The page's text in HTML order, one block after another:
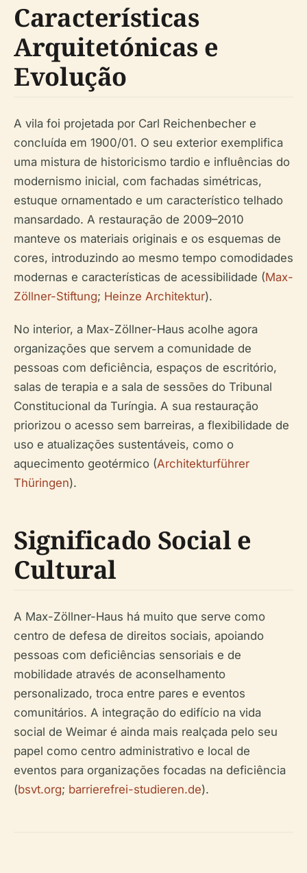
Características
Arquitetónicas e
Evolução
A vila foi projetada por Carl Reichenbecher e
concluída em 1900/01. O seu exterior exemplifica
uma mistura de historicismo tardio e influências do
modernismo inicial, com fachadas simétricas,
estuque ornamentado e um característico telhado
mansardado. A restauração de 2009–2010
manteve os materiais originais e os esquemas de
cores, introduzindo ao mesmo tempo comodidades
modernas e características de acessibilidade (Max-
Zöllner-Stiftung; Heinze Architektur).
No interior, a Max-Zöllner-Haus acolhe agora
organizações que servem a comunidade de
pessoas com deficiência, espaços de escritório,
salas de terapia e a sala de sessões do Tribunal
Constitucional da Turíngia. A sua restauração
priorizou o acesso sem barreiras, a flexibilidade de
uso e atualizações sustentáveis, como o
aquecimento geotérmico (Architekturführer
Thüringen).
Significado Social e
Cultural
A Max-Zöllner-Haus há muito que serve como
centro de defesa de direitos sociais, apoiando
pessoas com deficiências sensoriais e de
mobilidade através de aconselhamento
personalizado, troca entre pares e eventos
comunitários. A integração do edifício na vida
social de Weimar é ainda mais realçada pelo seu
papel como centro administrativo e local de
eventos para organizações focadas na deficiência
(bsvt.org; barrierefrei-studieren.de).